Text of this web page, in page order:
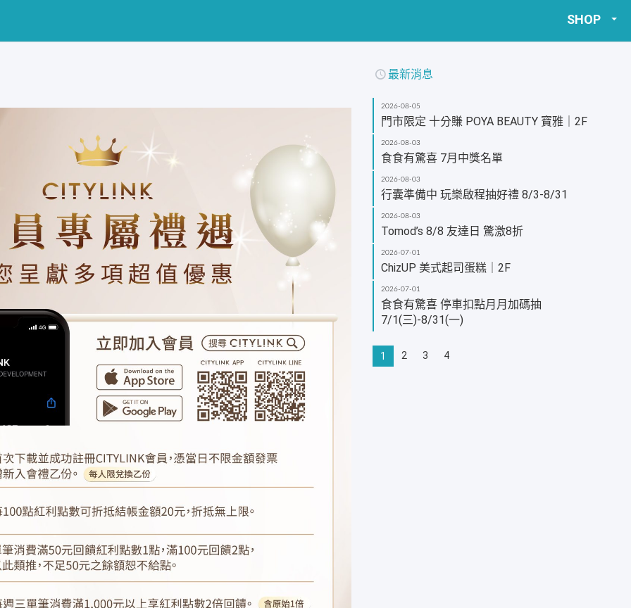
SHOP
最新消息
2026-08-05
門市限定 十分賺 POYA BEAUTY 寶雅｜2F
2026-08-03
食食有驚喜 7月中獎名單
2026-08-03
行囊準備中 玩樂啟程抽好禮 8/3-8/31
2026-08-03
Tomod’s 8/8 友達日 驚激8折
2026-07-01
ChizUP 美式起司蛋糕｜2F
2026-07-01
食食有驚喜 停車扣點月月加碼抽
7/1(三)-8/31(一)
1 2 3 4